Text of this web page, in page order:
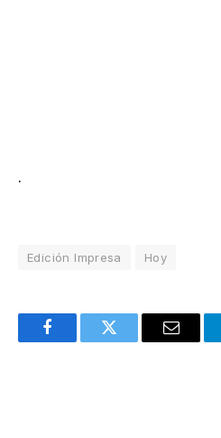
.
Edición Impresa Hoy
FacebookTwitter Email